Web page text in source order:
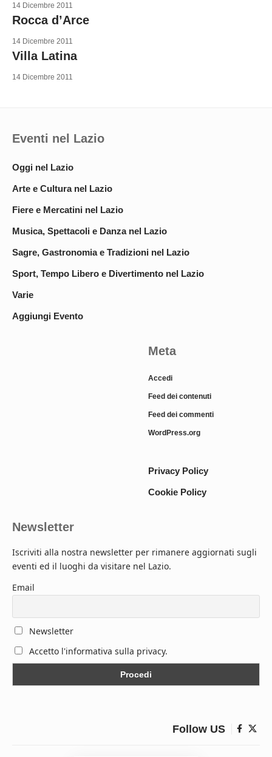
14 Dicembre 2011
Rocca d’Arce
14 Dicembre 2011
Villa Latina
14 Dicembre 2011
Eventi nel Lazio
Oggi nel Lazio
Arte e Cultura nel Lazio
Fiere e Mercatini nel Lazio
Musica, Spettacoli e Danza nel Lazio
Sagre, Gastronomia e Tradizioni nel Lazio
Sport, Tempo Libero e Divertimento nel Lazio
Varie
Aggiungi Evento
Meta
Accedi
Feed dei contenuti
Feed dei commenti
WordPress.org
Privacy Policy
Cookie Policy
Newsletter
Iscriviti alla nostra newsletter per rimanere aggiornati sugli
eventi ed il luoghi da visitare nel Lazio.
Email
Newsletter
Accetto l'informativa sulla privacy.
Follow US